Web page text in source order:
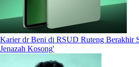
Karier dr Beni di RSUD Ruteng Berakhir
Jenazah Kosong'